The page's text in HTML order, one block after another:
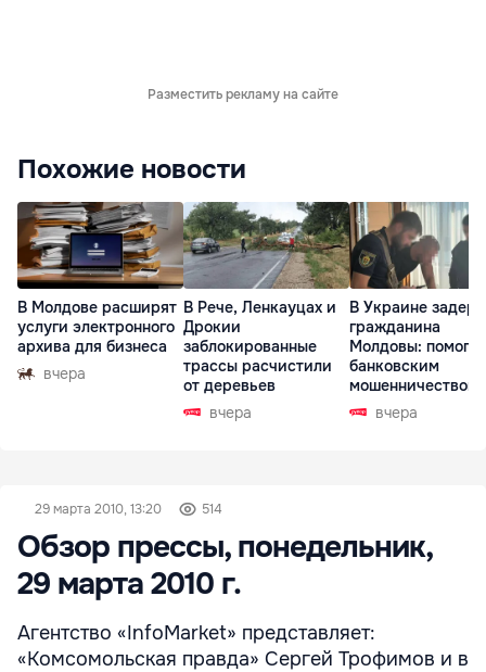
Разместить рекламу на сайте
Похожие новости
В Молдове расширят
услуги электронного
архива для бизнеса
вчера
В Рече, Ленкауцах и
Дрокии
заблокированные
трассы расчистили
от деревьев
вчера
В Украине
гражданина
Молдовы:
банковским
мошенничеством
Чехиивчера
29 марта 2010, 13:20 514
Обзор прессы, понедельник,
29 марта 2010 г.
Агентство «InfoMarket» представляет:
«Комсомольская правда» Сергей Трофимов и в